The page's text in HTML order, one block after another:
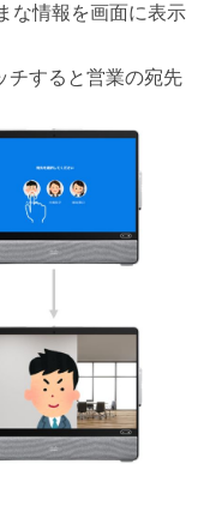
な情報を画面に表示
チすると営業の宛先